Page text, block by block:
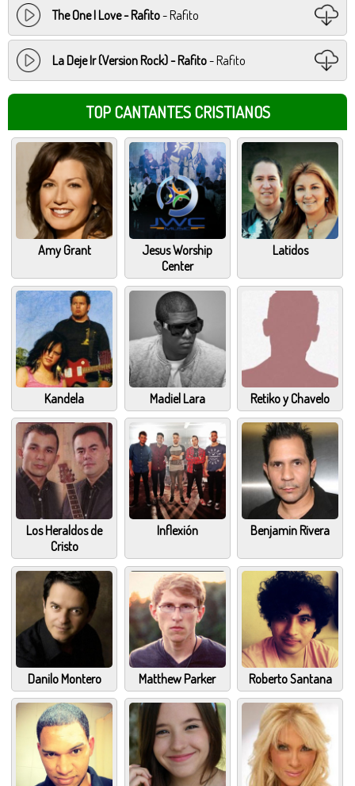
The One I Love - Rafito- Rafito
La Deje Ir (Version Rock) - Rafito- Rafito
TOP CANTANTES CRISTIANOS
Amy Grant
Jesus Worship
Center
Latidos
Kandela Madiel Lara Retiko y Chavelo
Los Heraldos de
Cristo
Inflexión Benjamin Rivera
Danilo Montero Matthew Parker Roberto Santana